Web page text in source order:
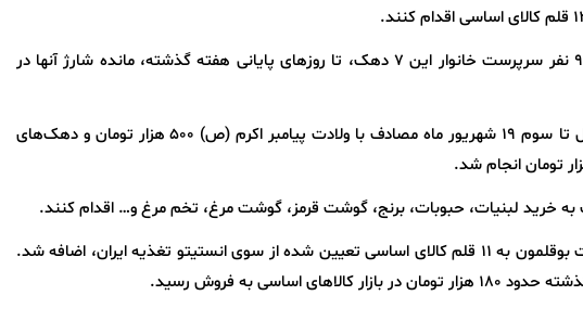
وی افزود: تعداد ۱۴ میلیون و ۸۳۸ هزار و ۹۲۴ نفر سرپرست خانوار این ۷ دهک، تا روزهای پایانی هفته گذشته، مانده شارژ آنها در
شارژ کالابرگ الکترونیکی خانوار دهک‌های اول تا سوم ۱۹ شهریور ماه مصادف با ولادت پیامبر اکرم (ص) ۵۰۰ هزار تومان و دهک‌های
به خرید لبنیات، حبوبات، برنج، گوشت قرمز، گوشت مرغ، تخم مرغ و… اقدام کنند.
گفتنی است؛ هفته گذشته امکان خرید گوشت بوقلمون به ۱۱ قلم کالای اساسی تعیین شده از سوی انستیتو تغذیه ایران، اضافه شد.
اساسی به فروش رسید.